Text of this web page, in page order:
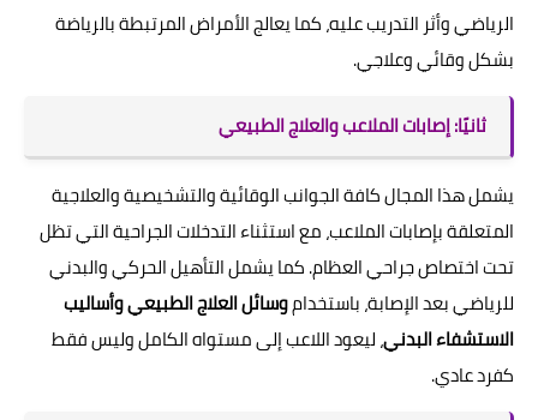
الرياضي وأثر التدريب عليه، كما يعالج الأمراض المرتبطة بالرياضة
بشكل وقائي وعلاجي.
ثانيًا: إصابات الملاعب والعلاج الطبيعي
يشمل هذا المجال كافة الجوانب الوقائية والتشخيصية والعلاجية
المتعلقة بإصابات الملاعب، مع استثناء التدخلات الجراحية التي تظل
تحت اختصاص جراحي العظام. كما يشمل التأهيل الحركي والبدني
للرياضي بعد الإصابة، باستخداموسائل العلاج الطبيعي وأساليب
الاستشفاء البدني، ليعود اللاعب إلى مستواه الكامل وليس فقط
كفرد عادي.